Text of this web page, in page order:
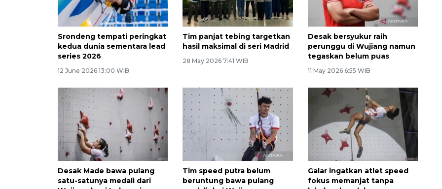
Srondeng tempati peringkat
kedua dunia sementara lead
series 2026
12 June 2026 13:00 WIB
Tim panjat tebing targetkan
hasil maksimal di seri Madrid
28 May 2026 7:41 WIB
Desak bersyukur raih
perunggu di Wujiang namun
tegaskan belum puas
11 May 2026 6:55 WIB
Desak Made bawa pulang
satu-satunya medali dari
Tim speed putra belum
beruntung bawa pulang
Galar ingatkan atlet speed
fokus memanjat tanpa